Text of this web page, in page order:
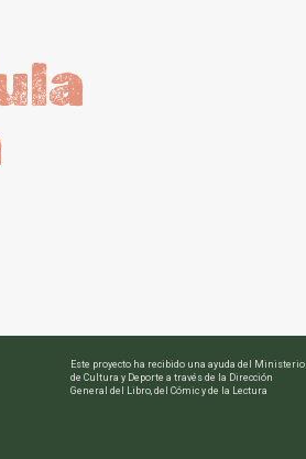
Este proyecto ha recibido una ayuda del Ministerio
de Cultura y Deporte a través de la Dirección
General del Libro, del Cómic y de la Lectura